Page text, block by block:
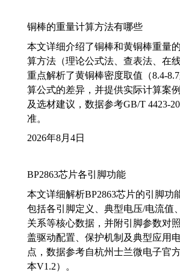
铜棒的重量计算方法有哪些
本文详细介绍了铜棒和黄铜棒重量
算方法（理论公式法、查表法、在
重点解析了黄铜棒密度取值（8.4-
算公式的差异，并提供实际计算案
及选材建议，数据参考GB/T 4423-
准。
2026年8月4日
BP2863芯片各引脚功能
本文详细解析BP2863芯片的引脚功
包括各引脚定义、典型电压/电流值
关系等核心数据，并附引脚参数对
盖驱动配置、保护机制及典型应用
点，数据参考自杭州士兰微电子官
本V1.2）。